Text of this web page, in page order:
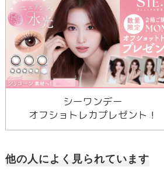
シーワンデー
オフショトレカプレゼント！
他の人によく見られています